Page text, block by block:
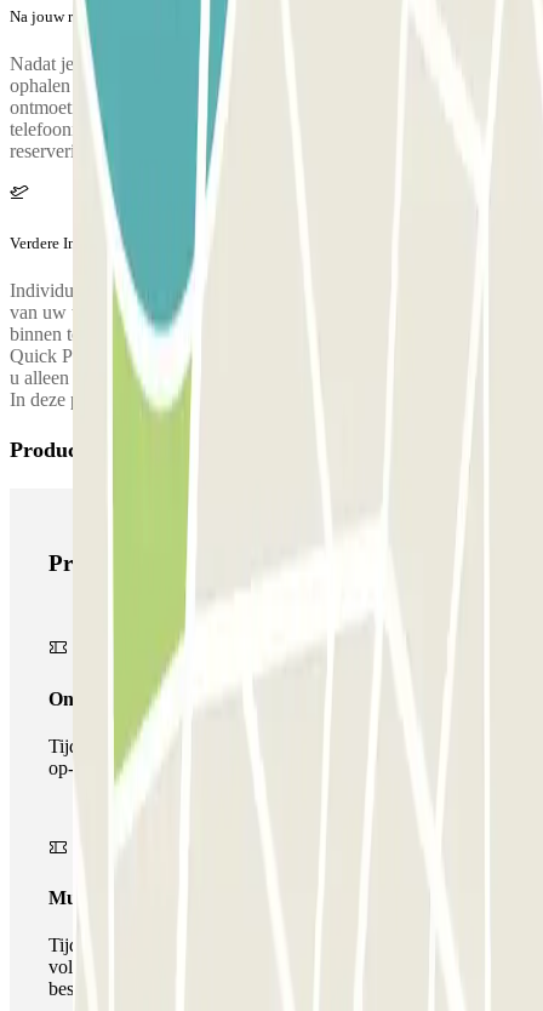
Na jouw reis
Nadat je je bagage hebt verzameld, bel je de parkeerplaats om het
ophalen te regelen. Tijdens dit gesprek zal iemand je het
ontmoetingspunt bij de luchthaventerminal bevestigen. Het
telefoonnummer van de parkeerplaats wordt verstrekt zodra de
reservering is gemaakt.
Verdere Informatie
Individuele pendeldienst. Bij aankomst voert u de laatste 5 cijfers
van uw telefoonnummer in op het toetsenbord om de parkeergarage
binnen te gaan. Parkeer op een willekeurige vrije plaats. De shuttle
Quick Parking stopt bij de P4C-parkeerplaats in Orly. Daarna hoeft
u alleen nog maar naar de vertrekhal te lopen om uw vlucht te halen.
In deze parkeergarage moet je jouw autosleutels acherlaten.
Producten van Parclick
Producten van Parclick
Onepass
Tijdens je verblijf kun je de parkeerplaats maar één keer
op- en afrijden.
Multiparking pass
Tijdens uw verblijf kunt u gebruik maken van het
volledige netwerk van parkeergarages van deze operator,
beschikbaar bij Parclick.